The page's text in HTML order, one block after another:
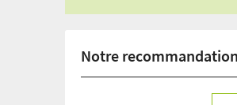
Notre recommandation